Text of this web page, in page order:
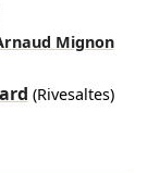
Mignon
(Rivesaltes)